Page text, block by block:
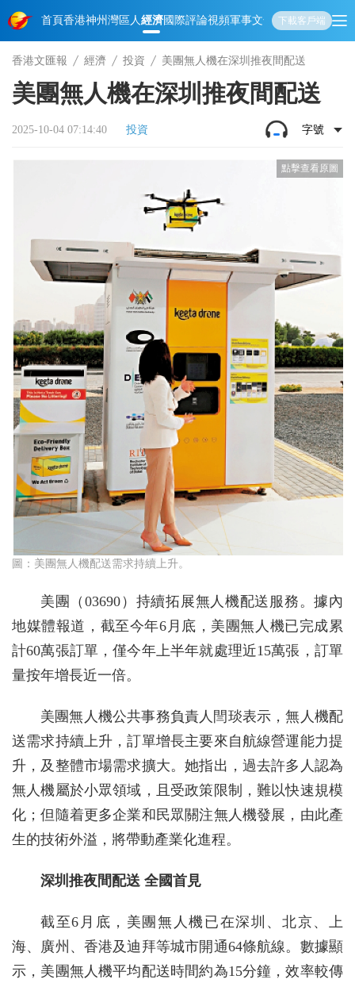
首頁香港神州 灣區人經濟國際評論視頻軍事文化 娛樂生活教育體
下載客戶端
香港文匯報 經濟 投資 美團無人機在深圳推夜間配送
美團無人機在深圳推夜間配送
2025-10-04 07:14:40 投資 字號
圖：美團無人機配送需求持續上升。
美團（03690）持續拓展無人機配送服務。據內
地媒體報道，截至今年6月底，美團無人機已完成累
計60萬張訂單，僅今年上半年就處理近15萬張，訂單
量按年增長近一倍。
美團無人機公共事務負責人閆琰表示，無人機配
送需求持續上升，訂單增長主要來自航線營運能力提
升，及整體市場需求擴大。她指出，過去許多人認為
無人機屬於小眾領域，且受政策限制，難以快速規模
化；但隨着更多企業和民眾關注無人機發展，由此產
生的技術外溢，將帶動產業化進程。
深圳推夜間配送 全國首見
截至6月底，美團無人機已在深圳、北京、上
海、廣州、香港及迪拜等城市開通64條航線。數據顯
示，美團無人機平均配送時間約為15分鐘，效率較傳